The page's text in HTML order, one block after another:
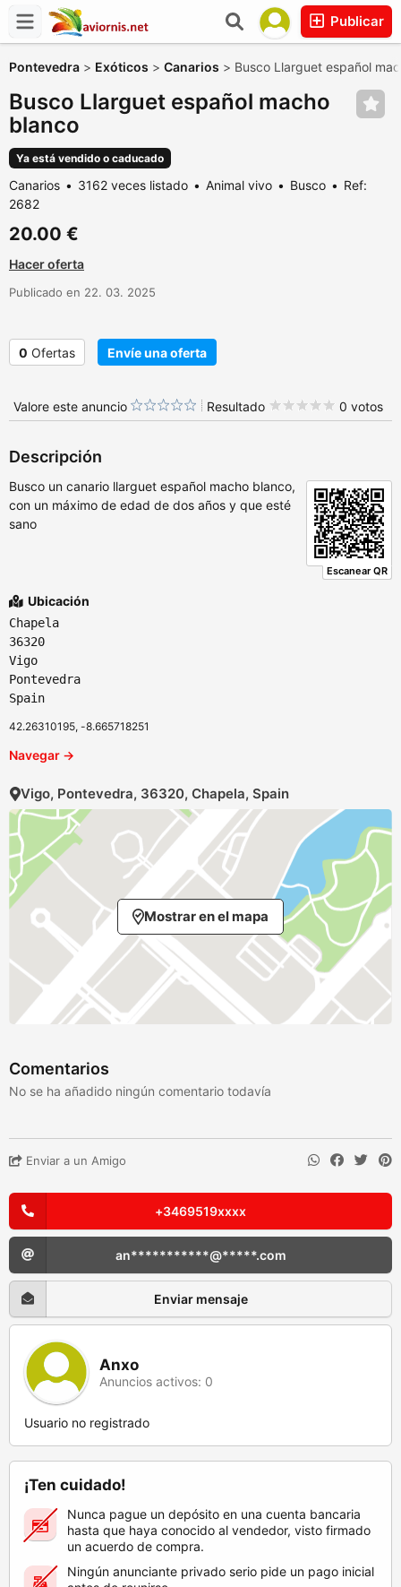
Publicar
Pontevedra > Exóticos > Canarios > Busco Llarguet español
Busco Llarguet español macho
blanco
Ya está vendido o caducado
Canarios 3162 veces listado Animal vivo Busco
Ref:
2682
20.00 €
Hacer oferta
Publicado en 22. 03. 2025
0 Ofertas Envíe una oferta
Valore este anuncio Resultado 0 votos
Descripción
Escanear QR
Busco un canario llarguet español macho blanco,
con un máximo de edad de dos años y que esté
sano
Ubicación
Chapela
36320
Vigo
Pontevedra
Spain
42.26310195, -8.665718251
Navegar →
Vigo, Pontevedra, 36320, Chapela, Spain
Mostrar en el mapa
Comentarios
No se ha añadido ningún comentario todavía
Enviar a un Amigo
+3469519xxxx
an***********@*****.com
Enviar mensaje
Anxo
Anuncios activos: 0
Usuario no registrado
¡Ten cuidado!
Nunca pague un depósito en una cuenta bancaria
hasta que haya conocido al vendedor, visto firmado
un acuerdo de compra.
Ningún anunciante privado serio pide un pago inicial